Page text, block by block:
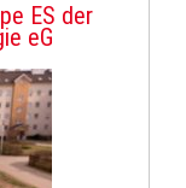
ES der
eG